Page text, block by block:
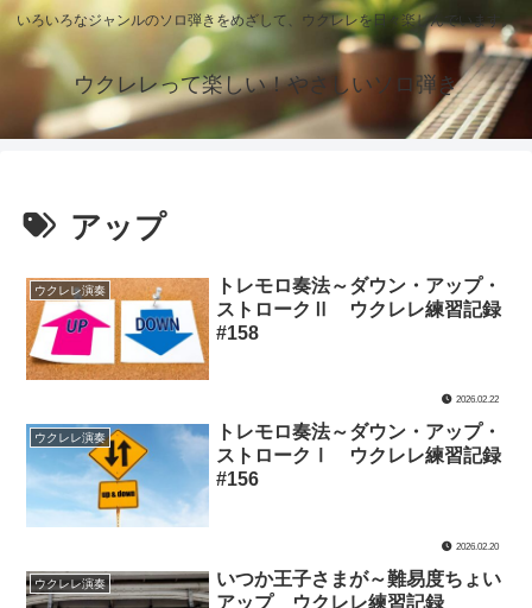
いろいろなジャンルのソロ弾きをめざして、ウクレレを日々楽しんでいます。
ウクレレって楽しい！やさしいソロ弾き
アップ
ウクレレ演奏
トレモロ奏法～ダウン・アップ・
ストロークⅡ ウクレレ練習記録
#158
2026.02.22
ウクレレ演奏
トレモロ奏法～ダウン・アップ・
ストロークⅠ ウクレレ練習記録
#156
2026.02.20
ウクレレ演奏
いつか王子さまが～難易度ちょい
アップ ウクレレ練習記録